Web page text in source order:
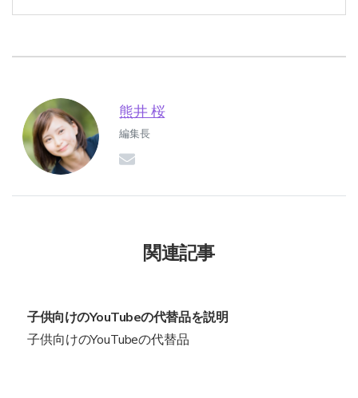
熊井 桜
編集長
関連記事
子供向けのYouTubeの代替品を説明
子供向けのYouTubeの代替品